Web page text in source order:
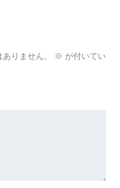
りません。 ※ が付いてい